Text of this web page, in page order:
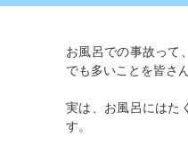
お風呂での事故って
でも多いことを皆さ
実は、お風呂にはた
す。